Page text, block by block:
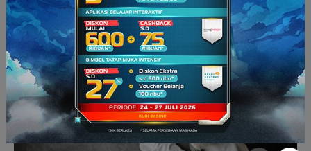
dikeluarkan setiap pulang sekolah dan sesama siswa tidak
perlu saling membaca kertas yang ada.
7. Games Tulis dan hapus